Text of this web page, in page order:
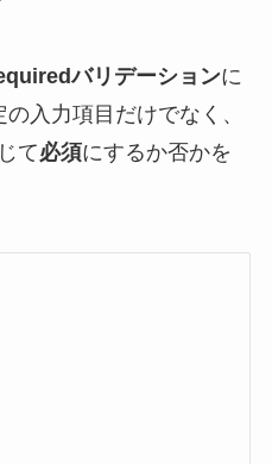
バリデーションに
入力項目だけでなく、
て必須にするか否かを